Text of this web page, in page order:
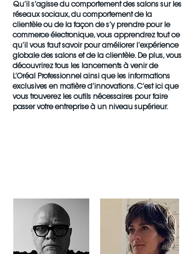
Qu’il s’agisse du comportement des salons sur les
réseaux sociaux, du comportement de la
clientèle ou de la façon de s’y prendre pour le
commerce électronique, vous apprendrez tout ce
qu’il vous faut savoir pour améliorer l’expérience
globale des salons et de la clientèle. De plus, vous
découvrirez tous les lancements à venir de
L’Oréal Professionnel ainsi que les informations
exclusives en matière d’innovations. C’est ici que
vous trouverez les outils nécessaires pour faire
passer votre entreprise à un niveau supérieur.